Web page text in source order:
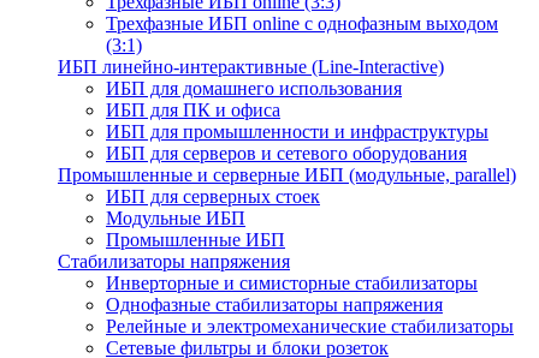
Трехфазные ИБП online с однофазным выходом
(3:1)
ИБП линейно-интерактивные (Line-Interactive)
ИБП для домашнего использования
ИБП для ПК и офиса
ИБП для промышленности и инфраструктуры
ИБП для серверов и сетевого оборудования
Промышленные и серверные ИБП (модульные, parallel)
ИБП для серверных стоек
Модульные ИБП
Промышленные ИБП
Стабилизаторы напряжения
Инверторные и симисторные стабилизаторы
Однофазные стабилизаторы напряжения
Релейные и электромеханические стабилизаторы
Сетевые фильтры и блоки розеток